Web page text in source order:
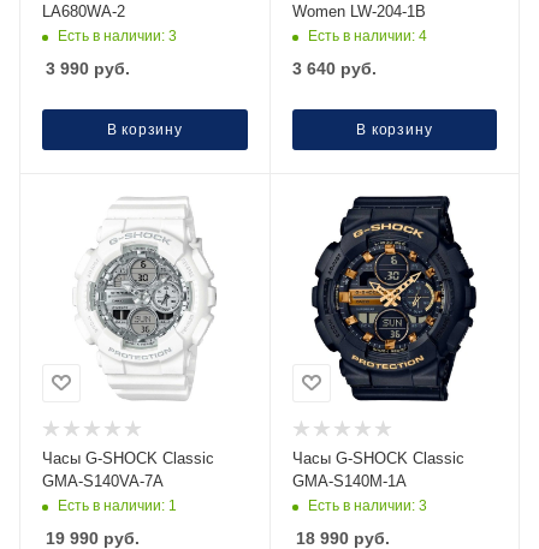
LA680WA-2
Есть в наличии: 3
3 990 руб.
В корзину
Women LW-204-1B
Есть в наличии: 4
3 640руб.
В корзину
Часы G-SHOCK Classic
GMA-S140VA-7A
Есть в наличии: 1
19 990 руб.
Часы G-SHOCK Classic
GMA-S140M-1A
Есть в наличии: 3
18 990руб.